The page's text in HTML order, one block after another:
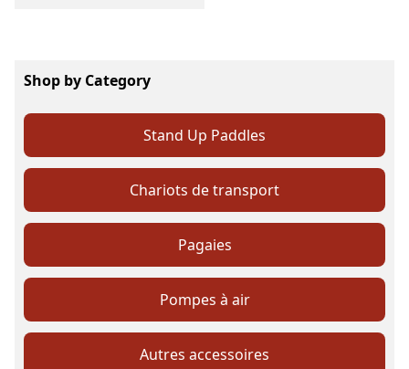
Shop by Category
Stand Up Paddles
Chariots de transport
Pagaies
Pompes à air
Autres accessoires